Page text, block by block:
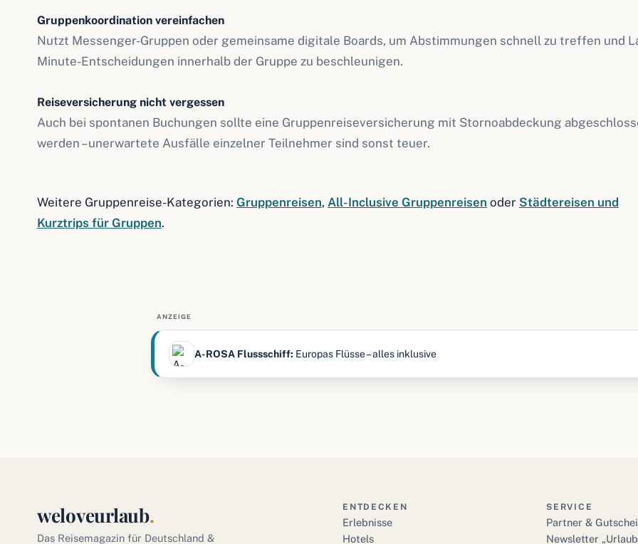
Gruppenkoordination vereinfachen
Nutzt Messenger-Gruppen oder gemeinsame digitale Boards, um Abstimmungen schnell zu treffen und
Minute-Entscheidungen innerhalb der Gruppe zu beschleunigen.
Reiseversicherung nicht vergessen
Auch bei spontanen Buchungen sollte eine Gruppenreiseversicherung mit Stornoabdeckung
werden – unerwartete Ausfälle einzelner Teilnehmer sind sonst teuer.
Weitere Gruppenreise-Kategorien: Gruppenreisen, All-Inclusive Gruppenreisen oder Städtereisen und
Kurztrips für Gruppen.
ANZEIGE
A-ROSA Flussschiff: Europas Flüsse – alles inklusive
weloveurlaub.
Das Reisemagazin für Deutschland &
ENTDECKEN
Erlebnisse
Hotels
SERVICE
Partner &
Newsletter